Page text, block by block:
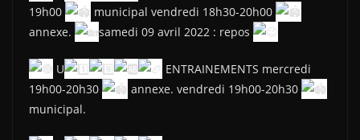
19h00
municipal vendredi 18h30-20h00
annexe.
samedi 09 avril 2022 : repos
U
ENTRAINEMENTS mercredi
19h00-20h30
annexe. vendredi 19h00-20h30
municipal.